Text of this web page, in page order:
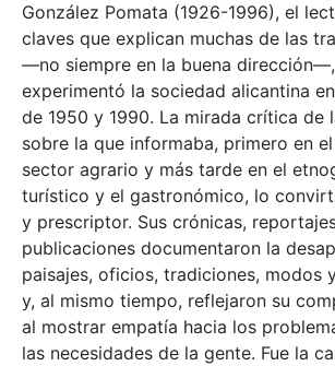
González Pomata (1926-1996), el
claves que explican muchas de las
—no siempre en la buena
experimentó la sociedad alicantina
de 1950 y 1990. La mirada crítica de
sobre la que informaba, primero en
sector agrario y más tarde en el
turístico y el gastronómico, lo
y prescriptor. Sus crónicas,
publicaciones documentaron la
paisajes, oficios, tradiciones, modos
y, al mismo tiempo, reflejaron su
al mostrar empatía hacia los
las necesidades de la gente. Fue la